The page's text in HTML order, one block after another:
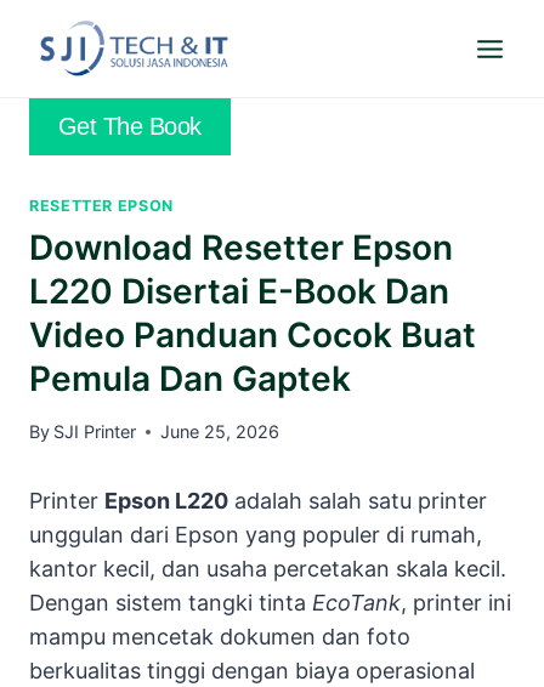
content
Get The Book
RESETTER EPSON
Download Resetter Epson
L220 Disertai E-Book Dan
Video Panduan Cocok Buat
Pemula Dan Gaptek
By SJI Printer June 25, 2026
Printer Epson L220 adalah salah satu printer
unggulan dari Epson yang populer di rumah,
kantor kecil, dan usaha percetakan skala kecil.
Dengan sistem tangki tinta EcoTank, printer ini
mampu mencetak dokumen dan foto
berkualitas tinggi dengan biaya operasional